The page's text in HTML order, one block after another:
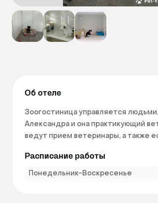
Об отеле
Зоогостиница управляется
Александра и она практикующий
ведут прием ветеринары, а также
Расписание работы
Понедельник-Воскресенье